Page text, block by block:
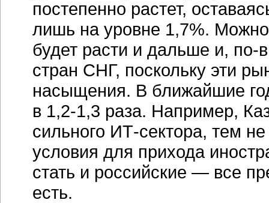
постепенно растет,
лишь на уровне 1,7%.
будет расти и дальше и, по-
стран СНГ, поскольку эти
насыщения. В ближайшие
в 1,2-1,3 раза. Например,
сильного ИТ-сектора, тем
условия для прихода
стать и российские — все
есть.